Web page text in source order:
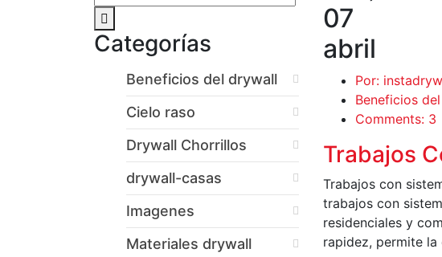
Categorías
Beneficios del drywall
Cielo raso
Drywall Chorrillos
drywall-casas
Imagenes
Materiales drywall
07
abril
Por:
Beneficios
Comments: 3
Trabajos
Trabajos con
trabajos con
residenciales y
rapidez, permite